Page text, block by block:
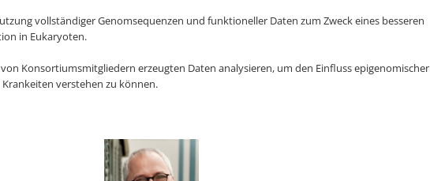
vollständiger Genomsequenzen und funktioneller Daten zum Zweck eines besseren
in Eukaryoten.
Konsortiumsmitgliedern erzeugten Daten analysieren, um den Einfluss epigenomischer
verstehen zu können.